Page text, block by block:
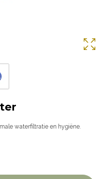
waterfiltratie en hygiëne.